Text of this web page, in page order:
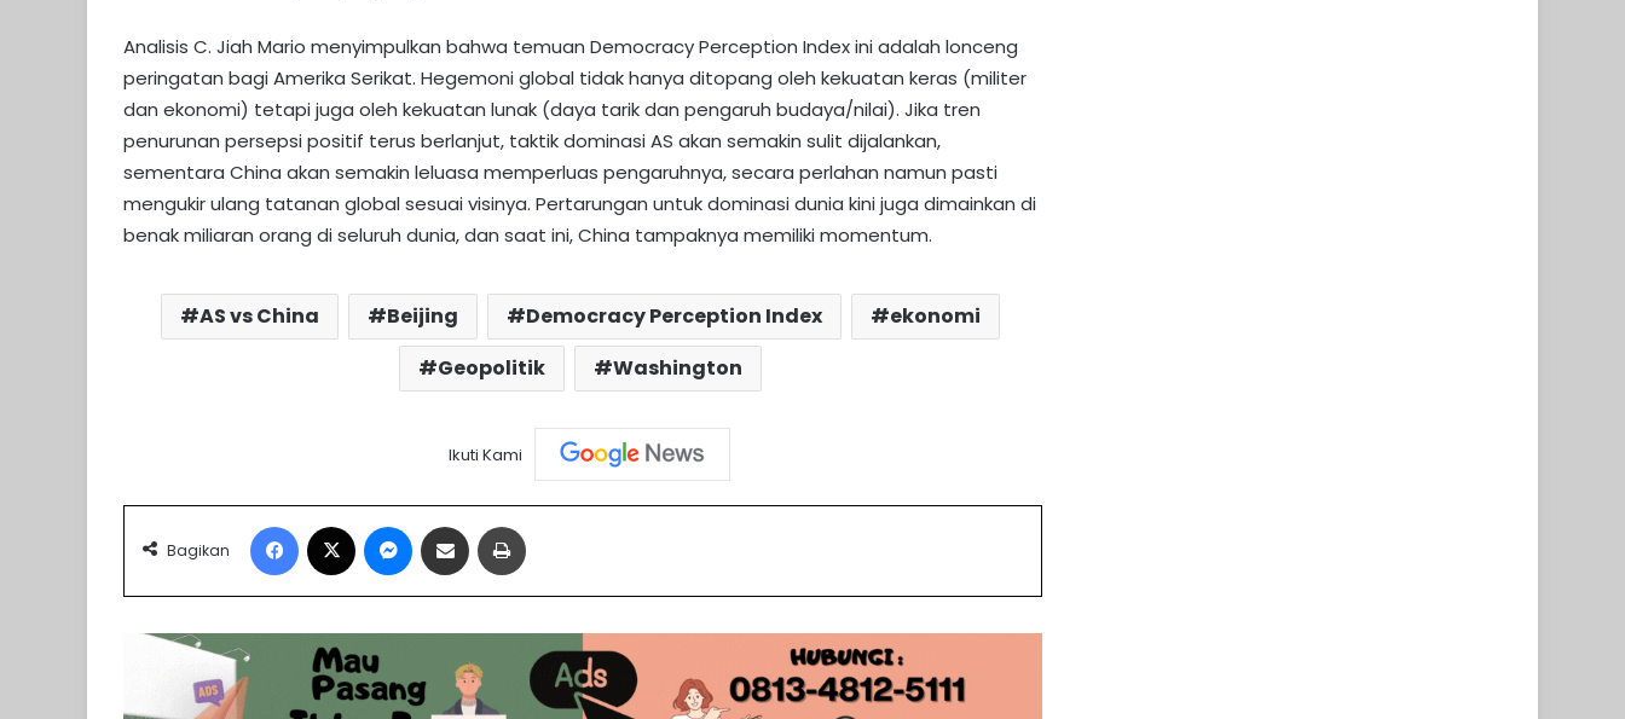
Analisis C. Jiah Mario menyimpulkan bahwa temuan Democracy Perception Index ini adalah lonceng
peringatan bagi Amerika Serikat. Hegemoni global tidak hanya ditopang oleh kekuatan keras (militer
dan ekonomi) tetapi juga oleh kekuatan lunak (daya tarik dan pengaruh budaya/nilai). Jika tren
penurunan persepsi positif terus berlanjut, taktik dominasi AS akan semakin sulit dijalankan,
sementara China akan semakin leluasa memperluas pengaruhnya, secara perlahan namun pasti
mengukir ulang tatanan global sesuai visinya. Pertarungan untuk dominasi dunia kini juga dimainkan di
benak miliaran orang di seluruh dunia, dan saat ini, China tampaknya memiliki momentum.
AS vs China Beijing Democracy Perception Index
ekonomi
Geopolitik
Washington
Ikuti Kami
Bagikan
Facebook Messenger
Share via Email
oleh Pencari Burung
Pergi Pakai Klotok, Nelayan di Barito
Utara Ditemukan Meninggal
LPB Hatapa Latih UMKM Perikanan
Viral! Anggota DPRD Jember Main